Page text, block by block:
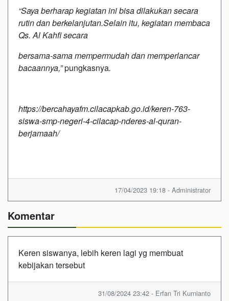
“Saya berharap kegiatan ini bisa dilakukan secara
rutin dan berkelanjutan.Selain itu, kegiatan membaca
Qs. Al Kahfi secara
bersama-sama mempermudah dan memperlancar
bacaannya,”pungkasnya.
https://bercahayafm.cilacapkab.go.id/keren-763-
siswa-smp-negeri-4-cilacap-nderes-al-quran-
berjamaah/
17/04/2023 19:18 - Administrator
Komentar
Keren siswanya, lebih keren lagi yg membuat
kebijakan tersebut
31/08/2024 23:42 - Erfan Tri Kurnianto